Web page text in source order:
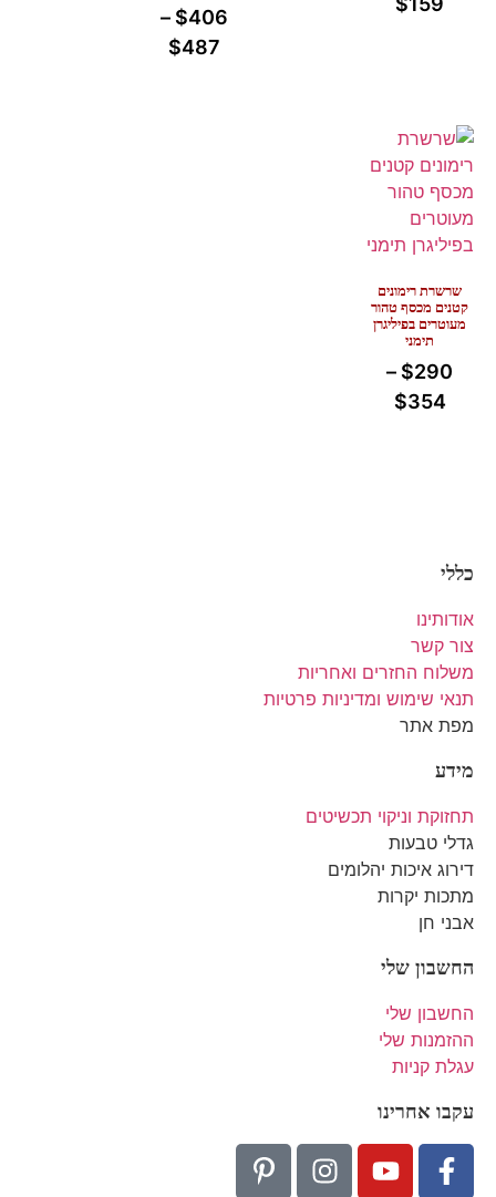
$406
–
$487
שרשרת רימונים
קטנים מכסף טהור
מעוטרים בפיליגרן
תימני
$290
–
$354
כללי
אודותינו
צור קשר
משלוח החזרים ואחריות
תנאי שימוש ומדיניות פרטיות
מפת אתר
מידע
תחזוקת וניקוי תכשיטים
גדלי טבעות
דירוג איכות יהלומים
מתכות יקרות
אבני חן
החשבון שלי
החשבון שלי
ההזמנות שלי
עגלת קניות
עקבו אחרינו